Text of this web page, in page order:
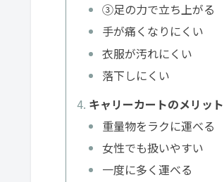
③足の力で立ち上がる
手が痛くなりにくい
衣服が汚れにくい
落下しにくい
キャリーカートのメリット
重量物をラクに運べる
女性でも扱いやすい
一度に多く運べる